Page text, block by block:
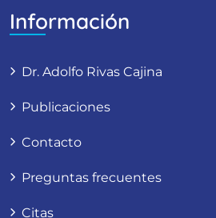
Información
Dr. Adolfo Rivas Cajina
Publicaciones
Contacto
Preguntas frecuentes
Citas